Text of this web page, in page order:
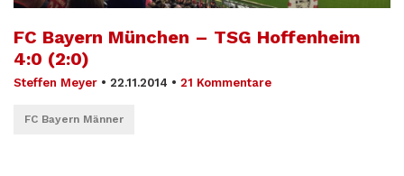
FC Bayern München – TSG Hoffenheim
4:0 (2:0)
Steffen Meyer • 22.11.2014 • 21 Kommentare
FC Bayern Männer